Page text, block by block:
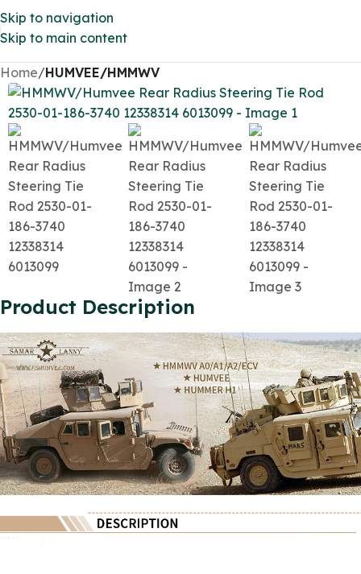
Skip to navigation
Skip to main content
Home HUMVEE/HMMWV
Product Description